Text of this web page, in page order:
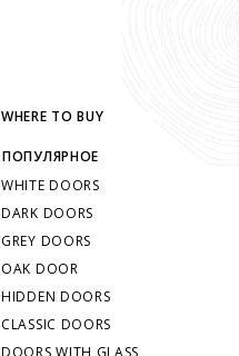
WHERE TO BUY
ПОПУЛЯРНОЕ
WHITE DOORS
DARK DOORS
GREY DOORS
OAK DOOR
HIDDEN DOORS
CLASSIC DOORS
DOORS WITH GLASS